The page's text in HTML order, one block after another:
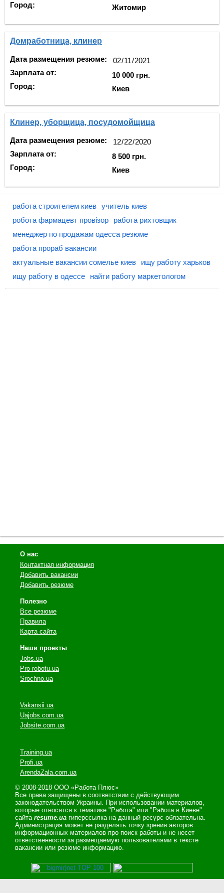
Город:
Житомир
Домработница, клинер
Дата размещения резюме:
Зарплата от:
Город:
10 000 грн.
Киев
Клинер, уборщица, посудомойщица
Дата размещения резюме:
Зарплата от:
Город:
8 500 грн.
Киев
работа строителем киев учитель киев
робота фармацевт провізор
работа рихтовщик
менеджер по продажам одесса резюме
работа прораб вакансии
актуальные вакансии сомелье киев
ищу работу харьков
ищу работу в одессе
найти работу маркетологом
О нас
Контактная информация
Добавить вакансии
Добавить резюме
Полезно
Все резюме
Правила
Карта сайта
Наши проекты
Jobs.ua
Pro-robotu.ua
Srochno.ua
Vakansii.ua
Uajobs.com.ua
Jobsite.com.ua
Training.ua
Profi.ua
ArendaZala.com.ua
© 2008-2018 ООО «Работа Плюс»
Все права защищены в соответствии с действующим
законодательством Украины. При использовании материалов,
которые относятся к тематике "Работа" или "Работа в Киеве"
сайта resume.ua гиперссылка на данный ресурс обязательна.
Администрация может не разделять точку зрения авторов
информационных материалов про поиск работы и не несет
ответственности за размещаемую пользователями в тексте
вакансии или резюме информацию.